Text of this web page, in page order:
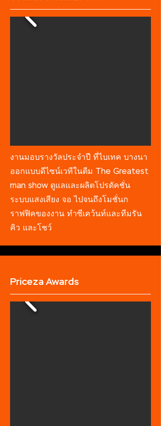
งานมอบรางวัลประจำปี ที่ไบเทค บางนา
ออกแบบดีไซน์เวทีในตีม The Greatest
man show ดูแลและผลิตโปรดัคชั่น
ระบบแสงเสียง จอ ไปจนถึงโมชั่นก
ราฟฟิคของงาน ทำซีเคว้นท์และทีมรัน
คิว และโชว์
Priceza Awards